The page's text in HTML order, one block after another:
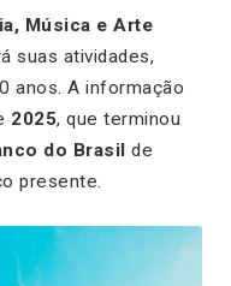
Música e Arte
suas atividades,
anos. A informação
2025, que terminou
do Brasil de
presente.